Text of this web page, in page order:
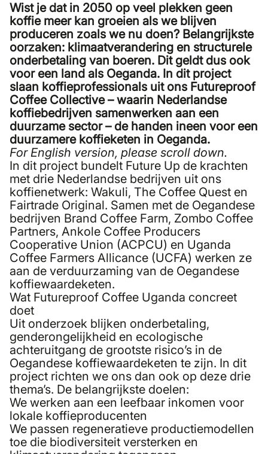
Wist je dat in 2050 op veel plekken geen
koffie meer kan groeien als we blijven
produceren zoals we nu doen? Belangrijkste
oorzaken: klimaatverandering en structurele
onderbetaling van boeren. Dit geldt dus ook
voor een land als Oeganda. In dit project
slaan koffieprofessionals uit ons Futureproof
Coffee Collective– waarin Nederlandse
koffiebedrijven samenwerken aan een
duurzame sector – de handen ineen voor een
duurzamere koffieketen in Oeganda.
For English version, please scroll down.
In dit project bundelt Future Up de krachten
met drie Nederlandse bedrijven uit ons
koffienetwerk: Wakuli, The Coffee Quest en
Fairtrade Original. Samen met de Oegandese
bedrijven Brand Coffee Farm, Zombo Coffee
Partners, Ankole Coffee Producers
Cooperative Union (ACPCU) en Uganda
Coffee Farmers Allicance (UCFA) werken ze
aan de verduurzaming van de Oegandese
koffiewaardeketen.
Wat Futureproof Coffee Uganda concreet
doet
Uit onderzoek blijken onderbetaling,
genderongelijkheid en ecologische
achteruitgang de grootste risico’s in de
Oegandese koffiewaardeketen te zijn. In dit
project richten we ons dan ook op deze drie
thema’s. De belangrijkste doelen:
We werken aan een leefbaar inkomen voor
lokale koffieproducenten
We passen regeneratieve productiemodellen
toe die biodiversiteit versterken en